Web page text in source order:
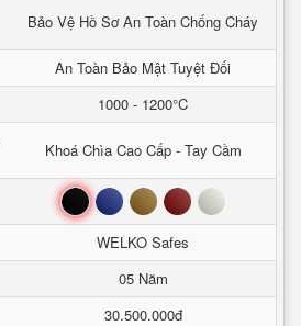
Bảo Vệ Hồ Sơ An Toàn Chống Cháy
An Toàn Bảo Mật Tuyệt Đối
1000 - 1200°C
Khoá Chìa Cao Cấp - Tay Cầm
Đen Xanh Nâu Đỏ Trắng
WELKO Safes
05 Năm
30.500.000đ